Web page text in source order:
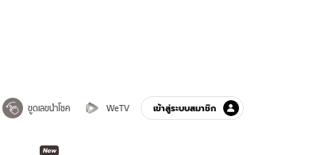
ขูดเลขนำโชค WeTV เข้าสู่ระบบสมาชิก